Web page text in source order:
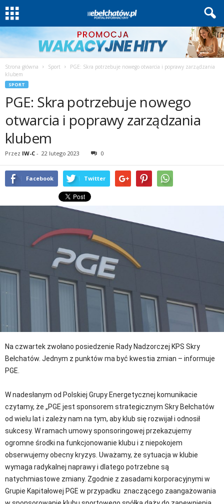
Strona główna Sport
PGE: Skra potrzebuje nowego otwarcia i poprawy zarządzania
klubem
SPORT
PGE: Skra potrzebuje nowego
otwarcia i poprawy zarządzania
klubem
Przez IW-C - 22 lutego 2023 0
Facebook Twitter
Na czwartek zwołano posiedzenie Rady Nadzorczej KPS Skry
Bełchatów. Jednym z punktów ma być kwestia zmian – informuje
PGE.
W nadesłanym od Polskiej Grupy Energetycznej komunikacie
czytamy, że „PGE jest sponsorem strategicznym Skry Bełchatów
od wielu lat i zależy nam na tym, aby klub się rozwijał i odnosił
sukcesy. W ramach umowy sponsoringowej przekazujemy
ogromne środki na funkcjonowanie klubu i z niepokojem
obserwujemy obecny kryzys. Uważamy, że sytuacja w klubie
wymaga radykalnej naprawy i dlatego potrzebne są
natychmiastowe zmiany. Zgodnie z zasadami korporacyjnymi w
Grupie Kapitałowej PGE w przypadku znaczącego zaangażowania